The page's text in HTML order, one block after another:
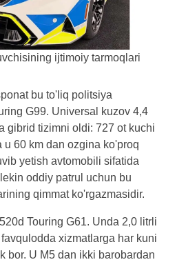
ijtimoiy tarmoqlari
bu to'liq politsiya
G99. Universal kuzov 4,4
gibrid tizimni oldi: 727 ot kuchi
u 60 km dan ozgina ko'proq
yetish avtomobili sifatida
oddiy patrul uchun bu
qimmat ko'rgazmasidir.
Touring G61. Unda 2,0 litrli
xizmatlarga har kuni
bor. U M5 dan ikki barobardan